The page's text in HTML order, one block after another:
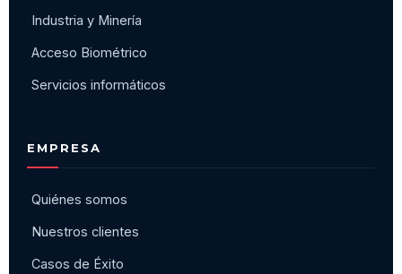
Industria y Minería
Acceso Biométrico
Servicios informáticos
EMPRESA
Quiénes somos
Nuestros clientes
Casos de Éxito